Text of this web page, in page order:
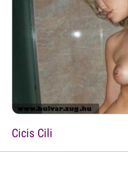
Cicis Cili